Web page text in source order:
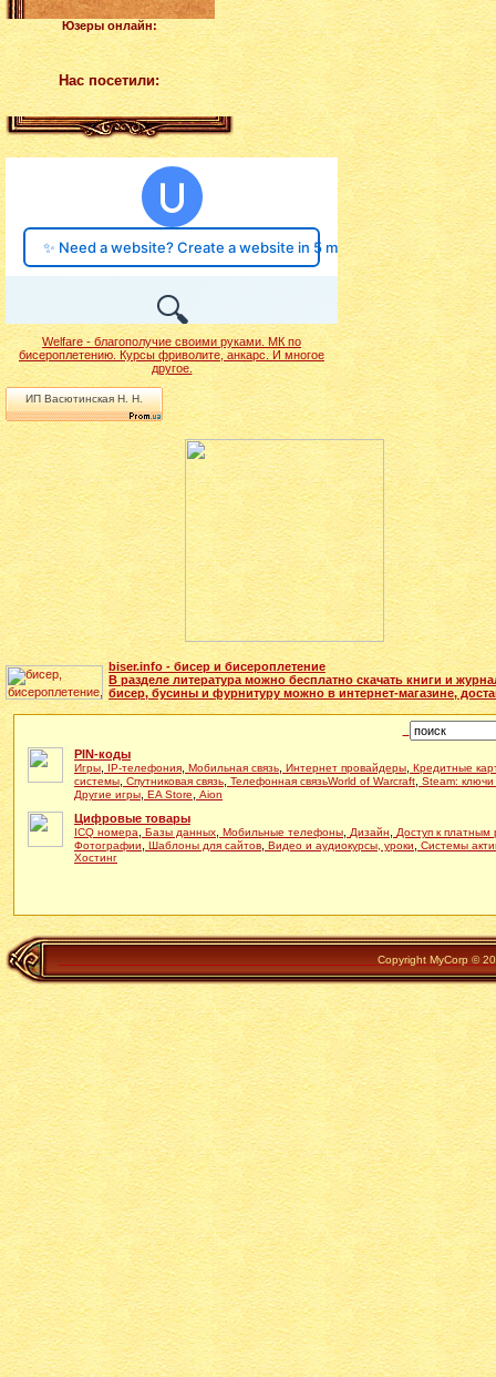
Юзеры онлайн:
Нас посетили:
Welfare - благополучие своими руками. МК по
бисероплетению. Курсы фриволите, анкарс. И многое
другое.
ИП Васютинская Н. Н.
biser.info - бисер и бисероплетение
В разделе литература можно бесплатно скачать книги и
бисер, бусины и фурнитуру можно в интернет-магазине,
PIN-коды
Игры IP-телефония Мобильная связь Интернет провайдеры Кредитные
системы Спутниковая связь Телефонная связьWorld of Warcraft Steam: ключи
Другие игры EA Store Aion
Цифровые товары
ICQ номера Базы данных Мобильные телефоны Дизайн
Доступ к платным
Фотографии
Шаблоны для сайтов Видео и аудиокурсы, уроки
Системы
Хостинг
Copyright MyCorp ©